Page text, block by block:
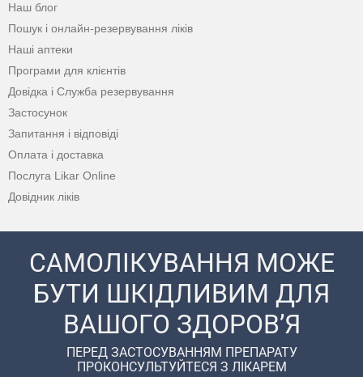
Наш блог
Пошук і онлайн-резервування ліків
Наші аптеки
Програми для клієнтів
Довідка і Служба резервування
Застосунок
Запитання і відповіді
Оплата і доставка
Послуга Likar Online
Довідник ліків
САМОЛІКУВАННЯ МОЖЕ
БУТИ ШКІДЛИВИМ ДЛЯ
ВАШОГО ЗДОРОВ’Я
ПЕРЕД ЗАСТОСУВАННЯМ ПРЕПАРАТУ
ПРОКОНСУЛЬТУЙТЕСЯ З ЛІКАРЕМ